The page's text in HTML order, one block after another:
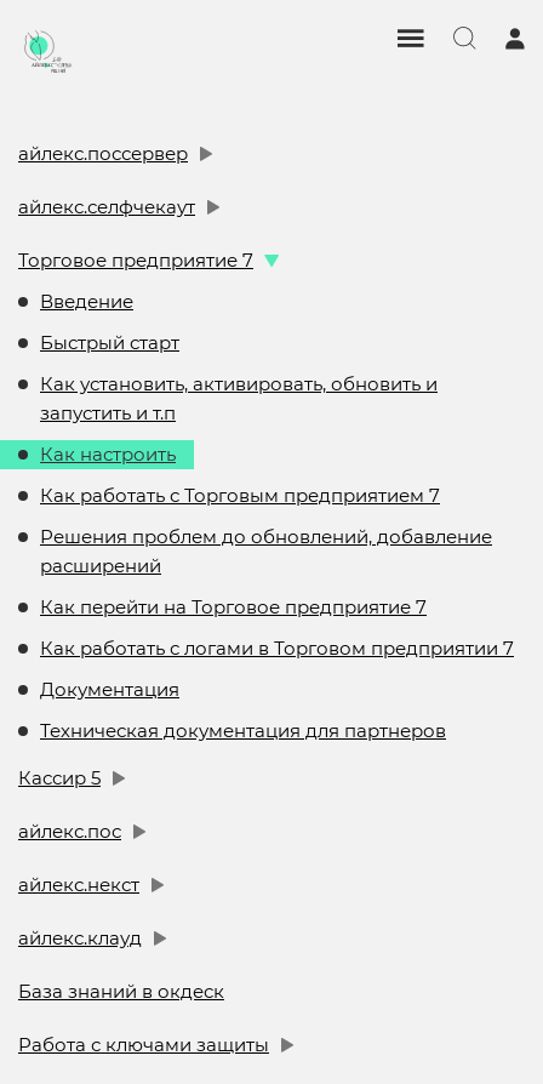
айлекс.поссервер
айлекс.селфчекаут
Торговое предприятие 7
Введение
Быстрый старт
Как установить, активировать, обновить и
запустить и т.п
Как настроить
Как работать с Торговым предприятием 7
Решения проблем до обновлений, добавление
расширений
Как перейти на Торговое предприятие 7
Как работать с логами в Торговом предприятии 7
Документация
Техническая документация для партнеров
Кассир 5
айлекс.пос
айлекс.некст
айлекс.клауд
База знаний в окдеск
Работа с ключами защиты